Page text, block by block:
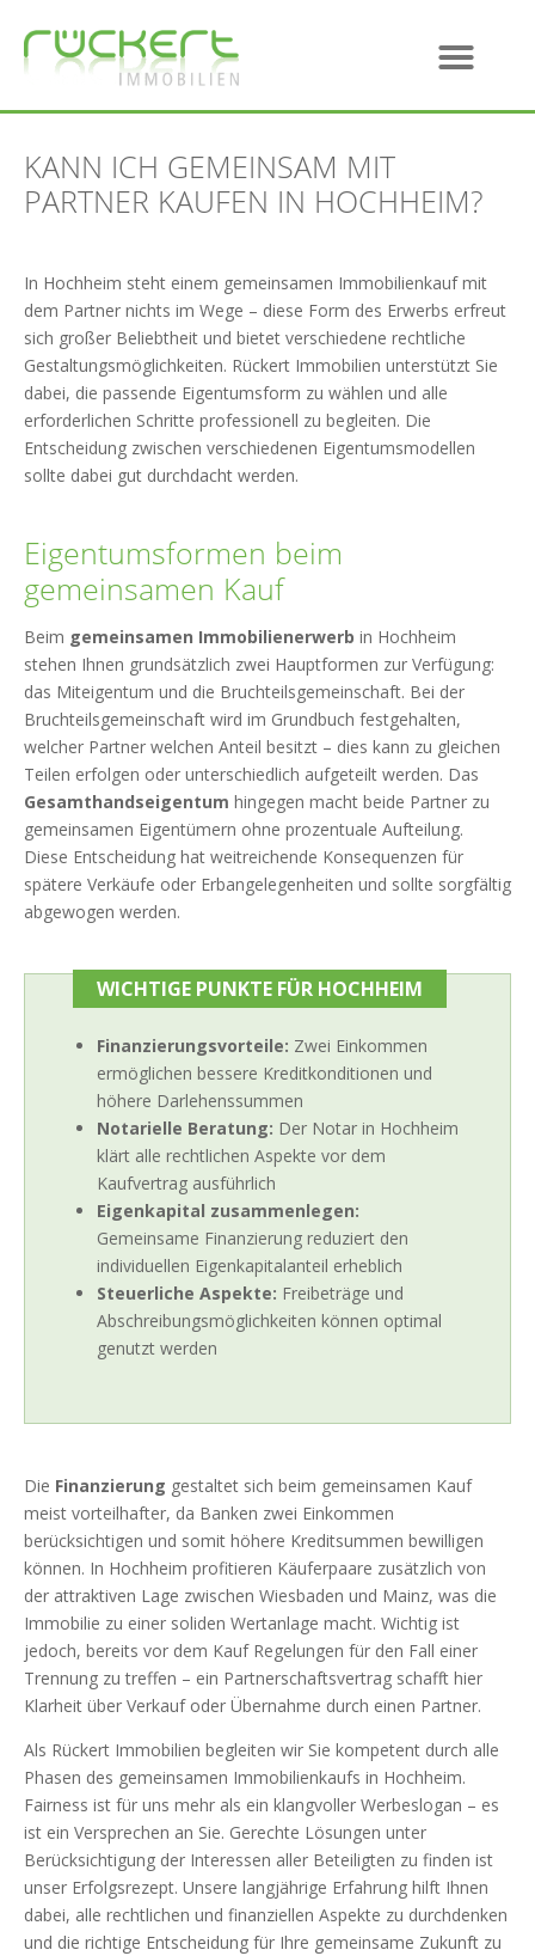
KANN ICH GEMEINSAM MIT
PARTNER KAUFEN IN HOCHHEIM?
In Hochheim steht einem gemeinsamen Immobilienkauf mit
dem Partner nichts im Wege – diese Form des Erwerbs erfreut
sich großer Beliebtheit und bietet verschiedene rechtliche
Gestaltungsmöglichkeiten. Rückert Immobilien unterstützt Sie
dabei, die passende Eigentumsform zu wählen und alle
erforderlichen Schritte professionell zu begleiten. Die
Entscheidung zwischen verschiedenen Eigentumsmodellen
sollte dabei gut durchdacht werden.
Eigentumsformen beim
gemeinsamen Kauf
Beim gemeinsamen Immobilienerwerb in Hochheim
stehen Ihnen grundsätzlich zwei Hauptformen zur Verfügung:
das Miteigentum und die Bruchteilsgemeinschaft. Bei der
Bruchteilsgemeinschaft wird im Grundbuch festgehalten,
welcher Partner welchen Anteil besitzt – dies kann zu gleichen
Teilen erfolgen oder unterschiedlich aufgeteilt werden. Das
Gesamthandseigentum hingegen macht beide Partner zu
gemeinsamen Eigentümern ohne prozentuale Aufteilung.
Diese Entscheidung hat weitreichende Konsequenzen für
spätere Verkäufe oder Erbangelegenheiten und sollte sorgfältig
abgewogen werden.
WICHTIGE PUNKTE FÜR HOCHHEIM
Finanzierungsvorteile: Zwei Einkommen
ermöglichen bessere Kreditkonditionen und
höhere Darlehenssummen
Notarielle Beratung: Der Notar in Hochheim
klärt alle rechtlichen Aspekte vor dem
Kaufvertrag ausführlich
Eigenkapital zusammenlegen:
Gemeinsame Finanzierung reduziert den
individuellen Eigenkapitalanteil erheblich
Steuerliche Aspekte: Freibeträge und
Abschreibungsmöglichkeiten können optimal
genutzt werden
Die Finanzierung gestaltet sich beim gemeinsamen Kauf
meist vorteilhafter, da Banken zwei Einkommen
berücksichtigen und somit höhere Kreditsummen bewilligen
können. In Hochheim profitieren Käuferpaare zusätzlich von
der attraktiven Lage zwischen Wiesbaden und Mainz, was die
Immobilie zu einer soliden Wertanlage macht. Wichtig ist
jedoch, bereits vor dem Kauf Regelungen für den Fall einer
Trennung zu treffen – ein Partnerschaftsvertrag schafft hier
Klarheit über Verkauf oder Übernahme durch einen Partner.
Als Rückert Immobilien begleiten wir Sie kompetent durch alle
Phasen des gemeinsamen Immobilienkaufs in Hochheim.
Fairness ist für uns mehr als ein klangvoller Werbeslogan – es
ist ein Versprechen an Sie. Gerechte Lösungen unter
Berücksichtigung der Interessen aller Beteiligten zu finden ist
unser Erfolgsrezept. Unsere langjährige Erfahrung hilft Ihnen
dabei, alle rechtlichen und finanziellen Aspekte zu durchdenken
und die richtige Entscheidung für Ihre gemeinsame Zukunft zu